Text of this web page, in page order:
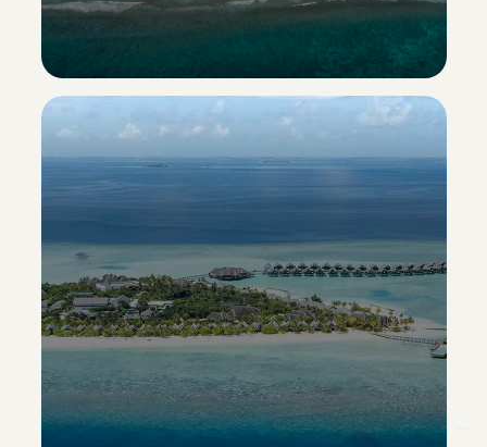
Hideaway Beach Resort & Spa
Esclusiva Sporting Vacanze
Scopri il resort ->